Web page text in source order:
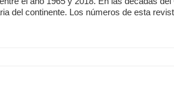
del continente. Los números de esta